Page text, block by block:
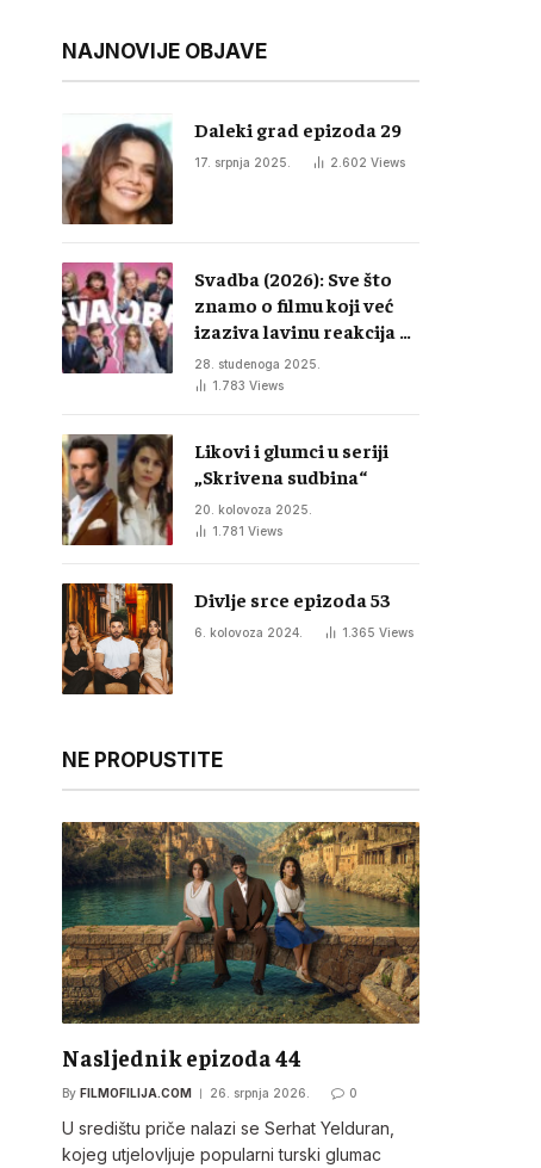
NAJNOVIJE OBJAVE
Daleki grad epizoda 29
17. srpnja 2025. 2.602 Views
Svadba (2026): Sve što
znamo o filmu koji već
izaziva lavinu reakcija u
regiji
28. studenoga 2025.
1.783 Views
Likovi i glumci u seriji
„Skrivena sudbina“
20. kolovoza 2025.
1.781 Views
Divlje srce epizoda 53
6. kolovoza 2024. 1.365 Views
NE PROPUSTITE
Nasljednik epizoda 44
By FILMOFILIJA.COM 26. srpnja 2026. 0
U središtu priče nalazi se Serhat Yelduran,
kojeg utjelovljuje popularni turski glumac